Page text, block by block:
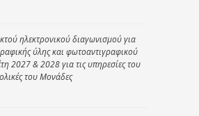
ηλεκτρονικού διαγωνισμού για
ύλης και φωτοαντιγραφικού
2027 & 2028 για τις υπηρεσίες του
του Μονάδες